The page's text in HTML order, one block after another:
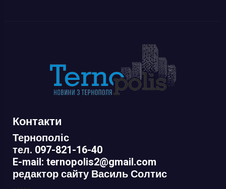
Контакти
Тернополіс
тел. 097-821-16-40
E-mail: ternopolis2@gmail.com
редактор сайту Василь Солтис